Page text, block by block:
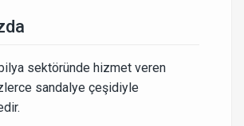
sektöründe hizmet veren
sandalye çeşidiyle